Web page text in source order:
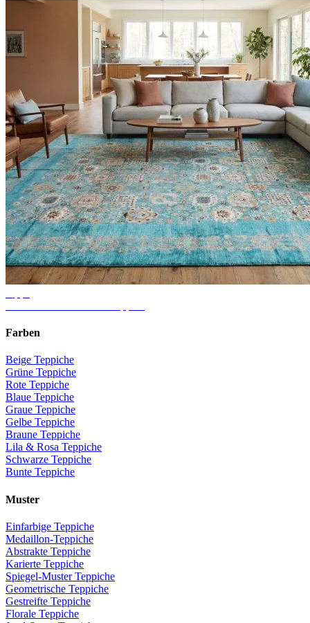
Farben
Beige Teppiche
Grüne Teppiche
Rote Teppiche
Blaue Teppiche
Graue Teppiche
Gelbe Teppiche
Braune Teppiche
Lila & Rosa Teppiche
Schwarze Teppiche
Bunte Teppiche
Muster
Einfarbige Teppiche
Medaillon-Teppiche
Abstrakte Teppiche
Karierte Teppiche
Spiegel-Muster Teppiche
Geometrische Teppiche
Gestreifte Teppiche
Florale Teppiche